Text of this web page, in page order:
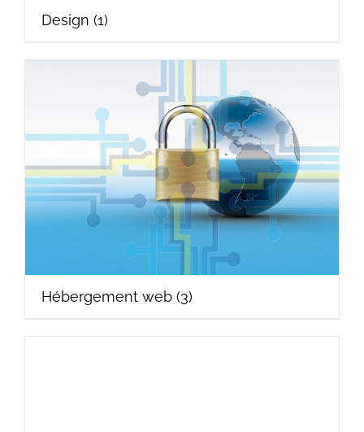
Design (1)
Hébergement web (3)